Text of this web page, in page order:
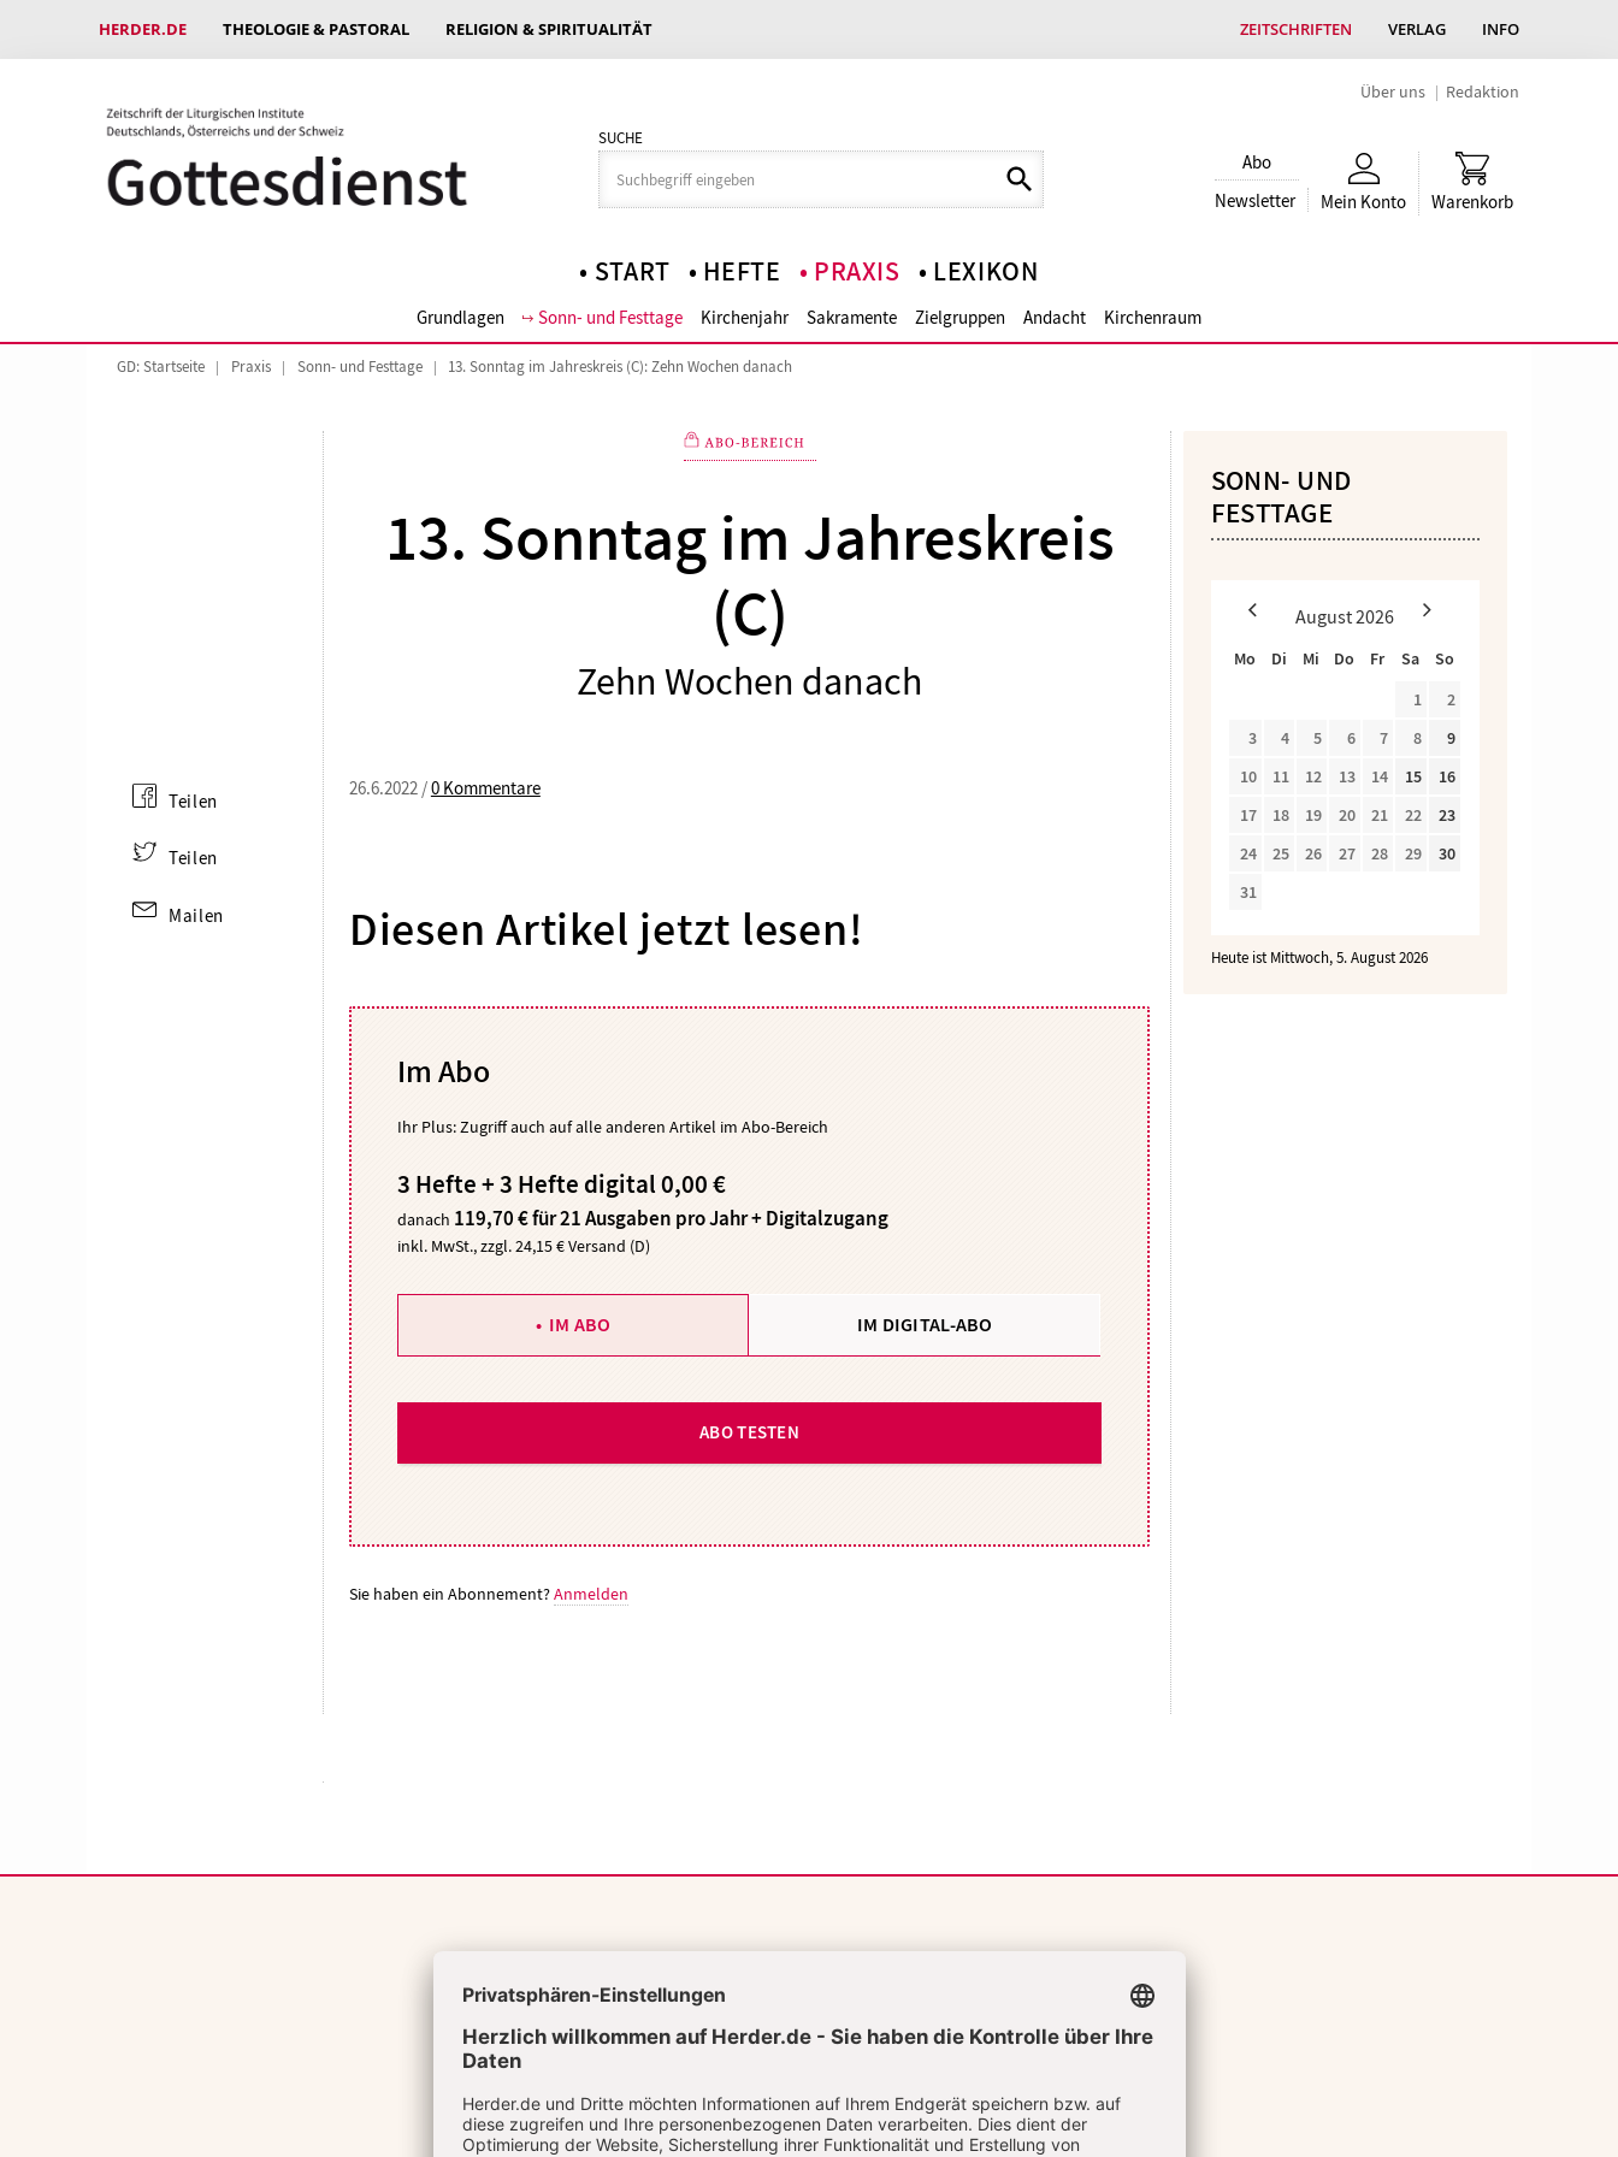
HERDER.DE THEOLOGIE & PASTORAL RELIGION & SPIRITUALITÄT ZEITSCHRIFTEN VERLAG INFO
Über uns Redaktion
SUCHE
Abo
Newsletter
Mein Konto Warenkorb
START HEFTE PRAXIS LEXIKON
Grundlagen Sonn- und Festtage Kirchenjahr Sakramente Zielgruppen Andacht Kirchenraum
GD: Startseite Praxis Sonn- und Festtage 13. Sonntag im Jahreskreis (C): Zehn Wochen danach
13. Sonntag im Jahreskreis
(C)
:
Zehn Wochen danach
26.6.2022 /0 Kommentare
Diesen Artikel jetzt lesen!
Im Abo
Ihr Plus: Zugriff auch auf alle anderen Artikel im Abo-Bereich
3 Hefte + 3 Hefte digital 0,00 €
danach 119,70 € für 21 Ausgaben pro Jahr + Digitalzugang
inkl. MwSt., zzgl. 24,15 € Versand (D)
IM ABO IM DIGITAL-ABO
ABO TESTEN
Sie haben ein Abonnement?Anmelden
Teilen
Teilen
Mailen
SONN- UND
FESTTAGE
August2026
Mo Di Mi Do Fr Sa
So
1
2
3
4 5 6 7 8
9
10
11 12 13 14 15
16
17
18 19 20 21 22
23
24
25 26 27 28 29
30
31
Heute ist Mittwoch, 5. August 2026
Aktuelle Hefte